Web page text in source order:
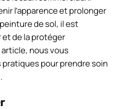
l’apparence et prolonger
de sol, il est
de la protéger
nous vous
pour prendre soin